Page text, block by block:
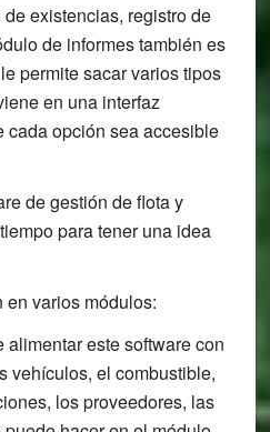
existencias, registro de
de informes también es
permite sacar varios tipos
en una interfaz
cada opción sea accesible
de gestión de flota y
para tener una idea
varios módulos:
alimentar este software con
vehículos, el combustible,
los proveedores, las